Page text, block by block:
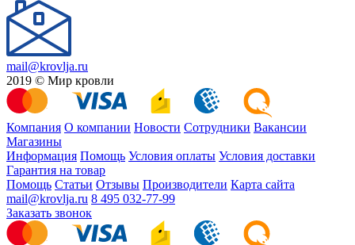
mail@krovlja.ru
2019 © Мир кровли
Компания О компании Новости Сотрудники Вакансии
Магазины
Информация Помощь Условия оплаты Условия доставки
Гарантия на товар
Помощь Статьи Отзывы Производители Карта сайта
mail@krovlja.ru 8 495 032-77-99
Заказать звонок